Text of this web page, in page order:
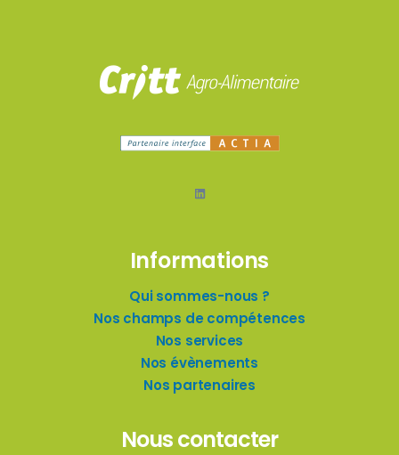
LinkedIn
Informations
Qui sommes-nous ?
Nos champs de compétences
Nos services
Nos évènements
Nos partenaires
Nous contacter